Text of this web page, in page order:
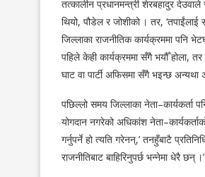
तत्कालीन प्रधानमन्त्री शेरबहादुर देउवाले
थियो, पौडेल र जोशीको । तर,
जिल्लाका राजनीतिक कार्यक्रममा पनि
पहिले केही कार्यक्रममा सँगै भयौँ होला, तर
घाट वा पार्टी अफिसमा सँगै भइन्छ
पछिल्लो समय जिल्लाका
योगदान नगरेको अधिकांश
गर्नुपर्ने हो त्यति गरेनन्,’ तनहुँबाटै
राजनीतिबाट बाहिरिनुपर्छ भन्नेमा धेरै छन् ।’